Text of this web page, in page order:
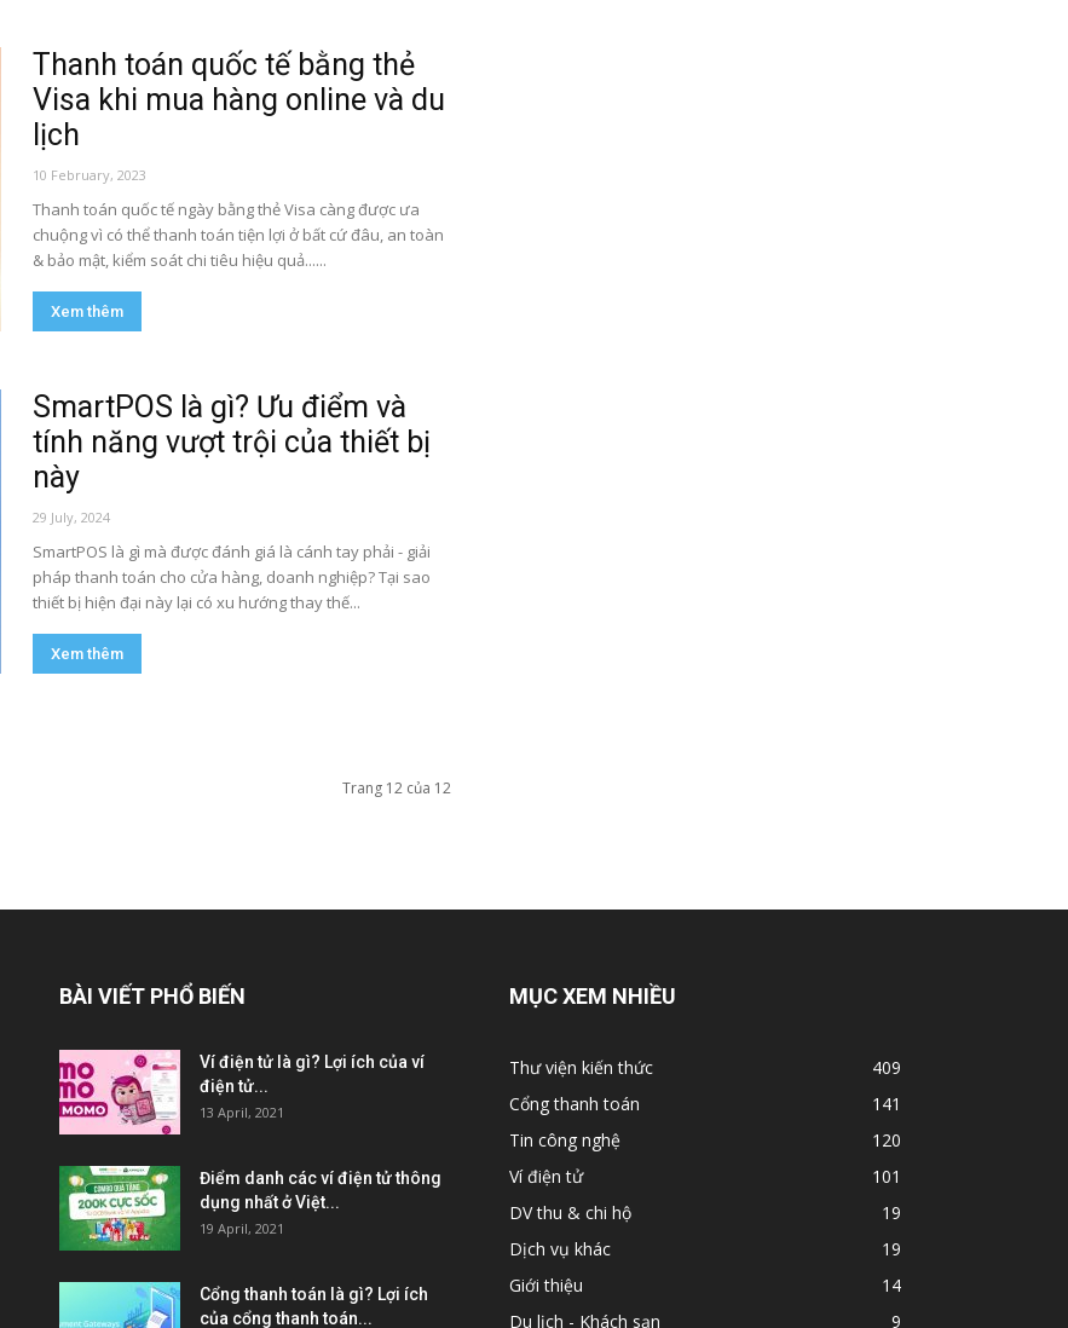
Thanh toán quốc tế bằng thẻ
Visa khi mua hàng online và du
lịch
10 February, 2023
Thanh toán quốc tế ngày bằng thẻ Visa càng được ưa
chuộng vì có thể thanh toán tiện lợi ở bất cứ đâu, an toàn
& bảo mật, kiểm soát chi tiêu hiệu quả......
Xem thêm
SmartPOS là gì? Ưu điểm và
tính năng vượt trội của thiết bị
này
29 July, 2024
SmartPOS là gì mà được đánh giá là cánh tay phải - giải
pháp thanh toán cho cửa hàng, doanh nghiệp? Tại sao
thiết bị hiện đại này lại có xu hướng thay thế...
Xem thêm
Trang 12 của 12
BÀI VIẾT PHỔ BIẾN
Ví điện tử là gì? Lợi ích của ví
điện tử...
13 April, 2021
Điểm danh các ví điện tử thông
dụng nhất ở Việt...
19 April, 2021
Cổng thanh toán là gì? Lợi ích
của cổng thanh toán...
MỤC XEM NHIỀU
Thư viện kiến thức
409
Cổng thanh toán
141
Tin công nghệ
120
Ví điện tử
101
DV thu & chi hộ
19
Dịch vụ khác
19
Giới thiệu
14
Du lịch - Khách sạn
9